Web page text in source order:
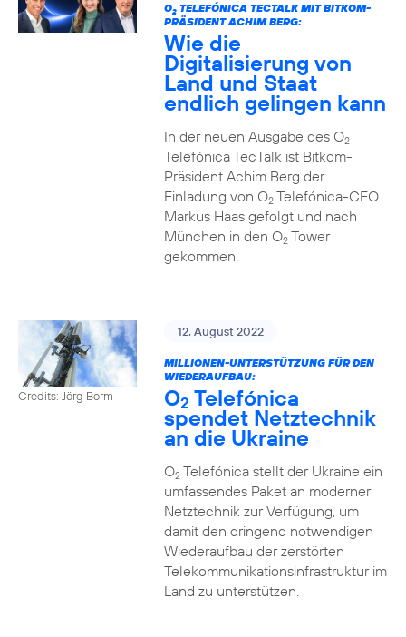
O2TELEFÓNICA TECTALK MIT BITKOM-
PRÄSIDENT ACHIM BERG:
Wie die
Digitalisierung von
Land und Staat
endlich gelingen kann
In der neuen Ausgabe des O2
Telefónica TecTalk ist Bitkom-
Präsident Achim Berg der
Einladung von O2Telefónica-CEO
Markus Haas gefolgt und nach
München in den O2Tower
gekommen.
Credits: Jörg Borm
12. August 2022
MILLIONEN-UNTERSTÜTZUNG FÜR DEN
WIEDERAUFBAU:
O2 Telefónica
spendet Netztechnik
an die Ukraine
O2Telefónica stellt der Ukraine ein
umfassendes Paket an moderner
Netztechnik zur Verfügung, um
damit den dringend notwendigen
Wiederaufbau der zerstörten
Telekommunikationsinfrastruktur im
Land zu unterstützen.